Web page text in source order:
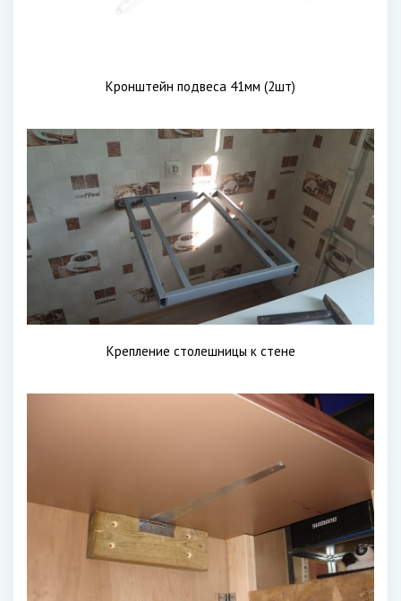
Кронштейн подвеса 41мм (2шт)
Крепление столешницы к стене